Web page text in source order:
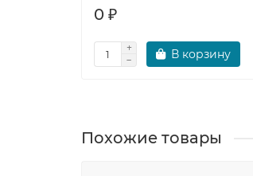
0 ₽
В корзину
Похожие товары